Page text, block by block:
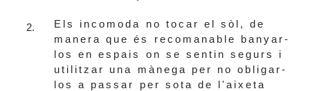
Els incomoda no tocar el sòl, de
manera que és recomanable banyar-
los en espais on se sentin segurs i
utilitzar una mànega per no obligar-
los a passar per sota de l'aixeta